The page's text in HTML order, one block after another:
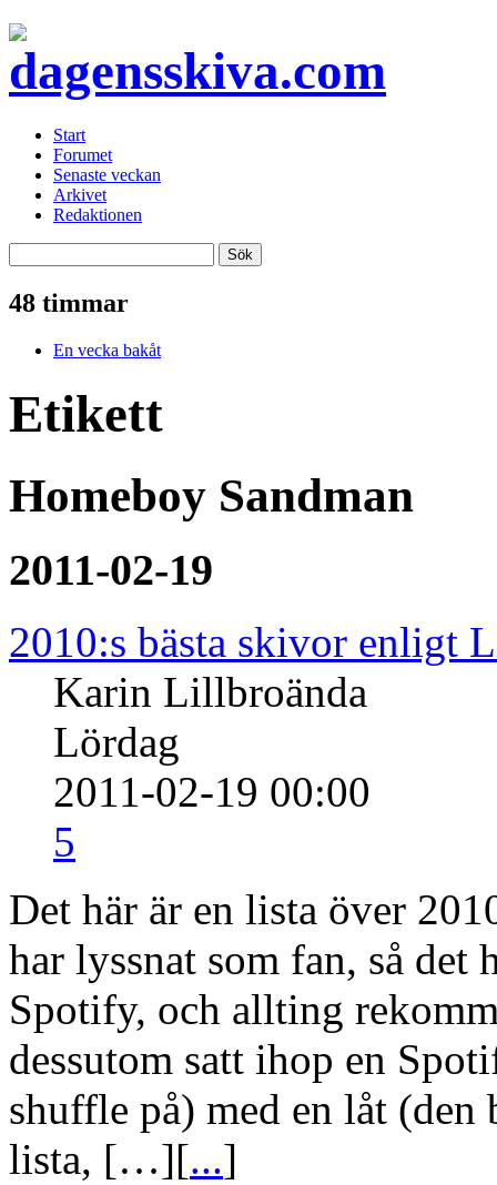
Start
Forumet
Senaste veckan
Arkivet
Redaktionen
48 timmar
En vecka bakåt
Etikett
Homeboy Sandman
2011-02-19
2010:s bästa skivor enligt
Karin Lillbroända
Lördag
2011-02-19 00:00
5
Det här är en lista över
har lyssnat som fan, så det
Spotify, och allting
dessutom satt ihop en
shuffle på) med en låt
lista, […][...]